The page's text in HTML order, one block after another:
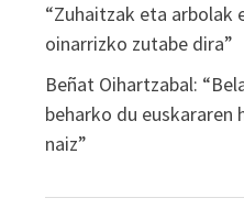
“Zuhaitzak eta arbolak
oinarrizko zutabe dira”
Beñat Oihartzabal:
beharko du euskararen
naiz”